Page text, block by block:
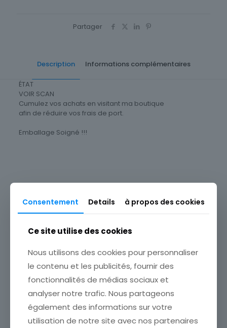
Partager
Description Informations complémentaires
ÉTAT
VOIR SCAN
Cumulez vos achats en visitant ma boutique
afin de réduire vos frais de port.
Emballage Soigné !!!
Faune
Produits similaires
ROUMANIE THEMES SPORT
ÉTATVOIR SCANCumulez vos
achats en visitant ma
LOT DE 5 TIMBRES
ROUMANIE THEMES
MISSIONS APOLLO
ÉTATVOIR SCANCumulez vos
achats en visitant ma
boutiqueafin de réduire vos
Consentement Details à propos des cookies
Ce site utilise des cookies
Nous utilisons des cookies pour personnaliser
le contenu et les publicités, fournir des
fonctionnalités de médias sociaux et
analyser notre trafic. Nous partageons
également des informations sur votre
utilisation de notre site avec nos partenaires